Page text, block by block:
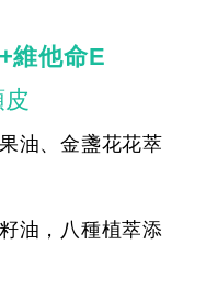
維他命E
油、金盞花花萃
油，八種植萃添